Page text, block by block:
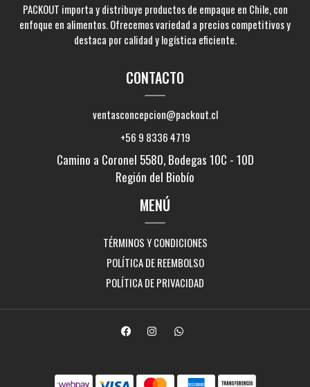
PACKOUT importa y distribuye productos de empaque en Chile, con
enfoque en alimentos. Ofrecemos variedad a precios competitivos y
destaca por calidad y logística eficiente.
CONTACTO
ventasconcepcion@packout.cl
+56 9 8336 4719
Camino a Coronel 5580, Bodegas 10C - 10D
Región del Biobío
MENÚ
TÉRMINOS Y CONDICIONES
POLÍTICA DE REEMBOLSO
POLÍTICA DE PRIVACIDAD